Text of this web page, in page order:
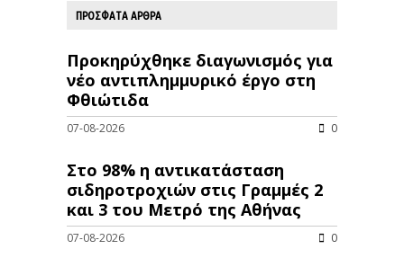
ΠΡΟΣΦΑΤΑ ΑΡΘΡΑ
Προκηρύχθηκε διαγωνισμός για
νέo αντιπλημμυρικό έργο στη
Φθιώτιδα
07-08-2026 0
Στο 98% η αντικατάσταση
σιδηροτροχιών στις Γραμμές 2
και 3 του Μετρό της Αθήνας
07-08-2026 0